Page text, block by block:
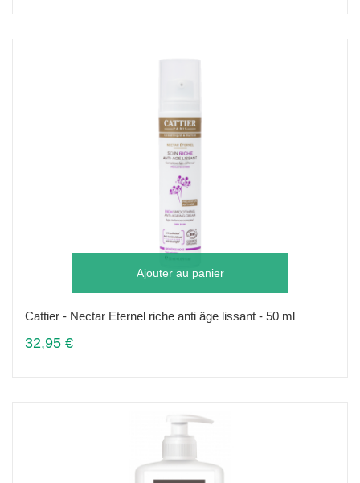
Ajouter au panier
Cattier - Nectar Eternel riche anti âge lissant - 50 ml
32,95 €